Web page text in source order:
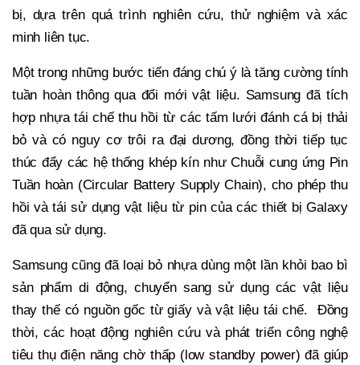
bị, dựa trên quá trình nghiên cứu, thử nghiệm và xác
minh liên tục.
Một trong những bước tiến đáng chú ý là tăng cường tính
tuần hoàn thông qua đổi mới vật liệu. Samsung đã tích
hợp nhựa tái chế thu hồi từ các tấm lưới đánh cá bị thải
bỏ và có nguy cơ trôi ra đại dương, đồng thời tiếp tục
thúc đẩy các hệ thống khép kín như Chuỗi cung ứng Pin
Tuần hoàn (Circular Battery Supply Chain), cho phép thu
hồi và tái sử dụng vật liệu từ pin của các thiết bị Galaxy
đã qua sử dụng.
Samsung cũng đã loại bỏ nhựa dùng một lần khỏi bao bì
sản phẩm di động, chuyển sang sử dụng các vật liệu
thay thế có nguồn gốc từ giấy và vật liệu tái chế. Đồng
thời, các hoạt động nghiên cứu và phát triển công nghệ
tiêu thụ điện năng chờ thấp (low standby power) đã giúp